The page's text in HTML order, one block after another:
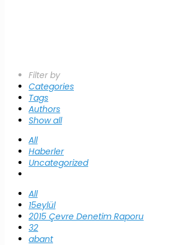
Filter by
Categories
Tags
Authors
Show all
All
Haberler
Uncategorized
All
15eylül
2015 Çevre Denetim Raporu
32
abant